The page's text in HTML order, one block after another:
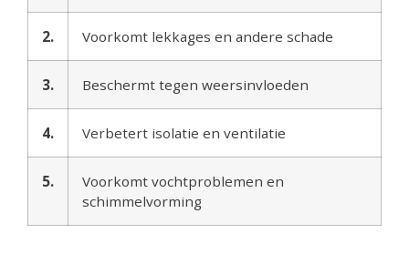
2. Voorkomt lekkages en andere schade
3. Beschermt tegen weersinvloeden
4. Verbetert isolatie en ventilatie
5.
Voorkomt vochtproblemen en
schimmelvorming